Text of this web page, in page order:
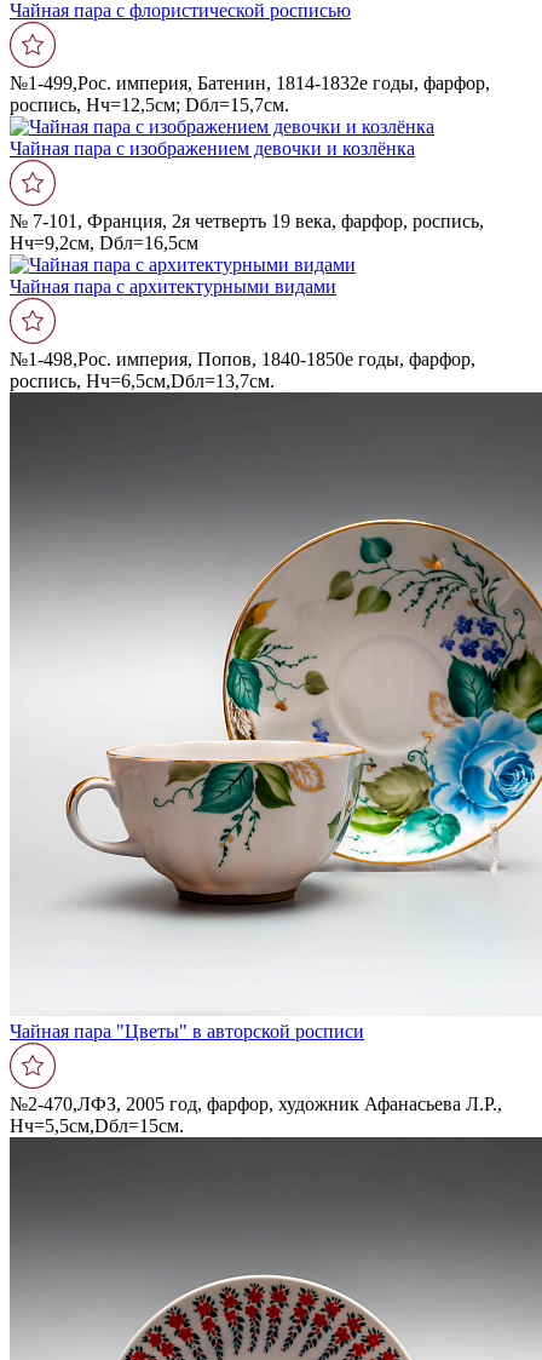
Чайная пара с флористической росписью
№1-499,Рос. империя, Батенин, 1814-1832е годы, фарфор,
роспись, Нч=12,5см; Dбл=15,7см.
Чайная пара с изображением девочки и козлëнка
№ 7-101, Франция, 2я четверть 19 века, фарфор, роспись,
Нч=9,2см, Dбл=16,5cм
Чайная пара с архитектурными видами
№1-498,Рос. империя, Попов, 1840-1850е годы, фарфор,
роспись, Нч=6,5см,Dбл=13,7см.
Чайная пара "Цветы" в авторской росписи
№2-470,ЛФЗ, 2005 год, фарфор, художник Афанасьева Л.Р.,
Нч=5,5см,Dбл=15см.